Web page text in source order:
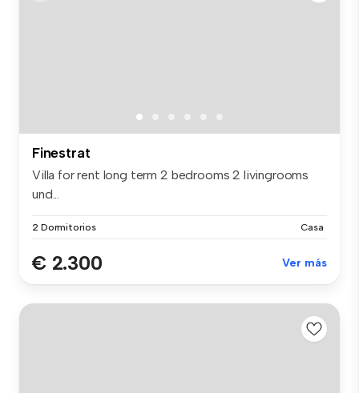
Finestrat
Villa for rent long term 2 bedrooms 2 livingrooms
und...
2 Dormitorios Casa
€ 2.300 Ver más